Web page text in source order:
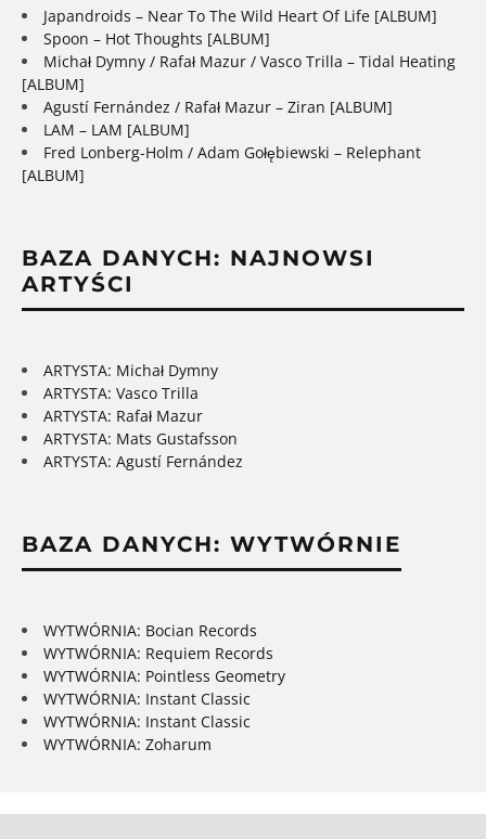
Japandroids – Near To The Wild Heart Of Life [ALBUM]
Spoon – Hot Thoughts [ALBUM]
Michał Dymny / Rafał Mazur / Vasco Trilla – Tidal Heating
[ALBUM]
Agustí Fernández / Rafał Mazur – Ziran [ALBUM]
LAM – LAM [ALBUM]
Fred Lonberg-Holm / Adam Gołębiewski – Relephant
[ALBUM]
BAZA DANYCH: NAJNOWSI
ARTYŚCI
ARTYSTA: Michał Dymny
ARTYSTA: Vasco Trilla
ARTYSTA: Rafał Mazur
ARTYSTA: Mats Gustafsson
ARTYSTA: Agustí Fernández
BAZA DANYCH: WYTWÓRNIE
WYTWÓRNIA: Bocian Records
WYTWÓRNIA: Requiem Records
WYTWÓRNIA: Pointless Geometry
WYTWÓRNIA: Instant Classic
WYTWÓRNIA: Instant Classic
WYTWÓRNIA: Zoharum